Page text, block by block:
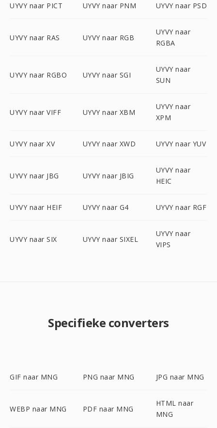
UYVY naar PICT UYVY naar PNM UYVY naar PSD
UYVY naar RAS UYVY naar RGB
UYVY naar
RGBA
UYVY naar RGBO UYVY naar SGI
UYVY naar
SUN
UYVY naar VIFF UYVY naar XBM
UYVY naar
XPM
UYVY naar XV UYVY naar XWD UYVY naar YUV
UYVY naar JBG UYVY naar JBIG
UYVY naar
HEIC
UYVY naar HEIF UYVY naar G4 UYVY naar RGF
UYVY naar SIX UYVY naar SIXEL
UYVY naar
VIPS
Specifieke converters
GIF naar MNG PNG naar MNG JPG naar MNG
WEBP naar MNG PDF naar MNG
HTML naar
MNG